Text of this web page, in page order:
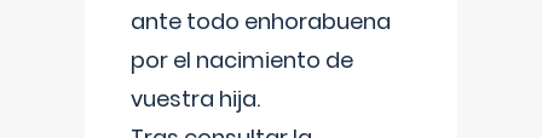
ante todo enhorabuena
por el nacimiento de
vuestra hija.